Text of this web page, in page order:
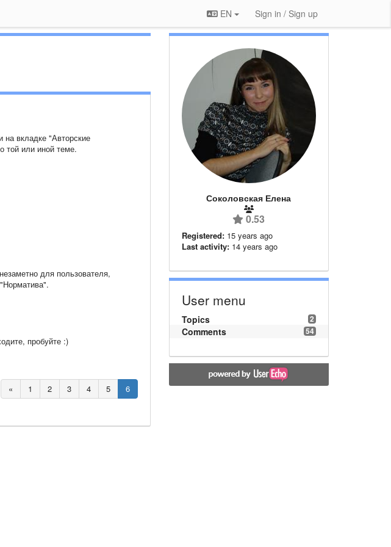
EN Sign in / Sign up
вкладке "Авторские
той или иной теме.
для пользователя,
пробуйте :)
« 1 2 3 4 5 6
Соколовская Елена
0.53
Registered: 15 years ago
Last activity: 14 years ago
User menu
2
Topics
54
Comments